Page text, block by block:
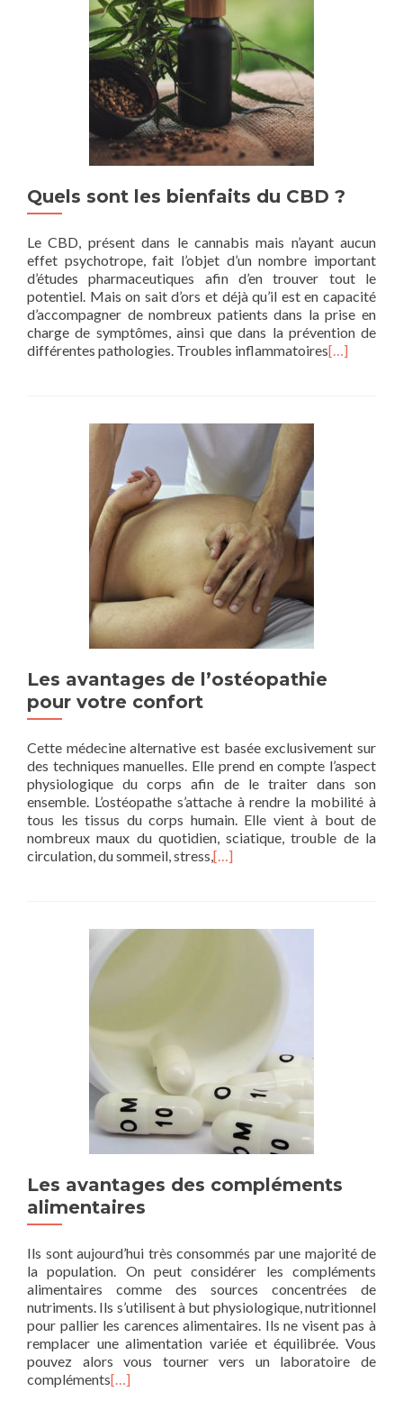
Quels sont les bienfaits du CBD ?
Le CBD, présent dans le cannabis mais n’ayant aucun
effet psychotrope, fait l’objet d’un nombre important
d’études pharmaceutiques afin d’en trouver tout le
potentiel. Mais on sait d’ors et déjà qu’il est en capacité
d’accompagner de nombreux patients dans la prise en
charge de symptômes, ainsi que dans la prévention de
différentes pathologies. Troubles inflammatoires[…]
Les avantages de l’ostéopathie
pour votre confort
Cette médecine alternative est basée exclusivement sur
des techniques manuelles. Elle prend en compte l’aspect
physiologique du corps afin de le traiter dans son
ensemble. L’ostéopathe s’attache à rendre la mobilité à
tous les tissus du corps humain. Elle vient à bout de
nombreux maux du quotidien, sciatique, trouble de la
circulation, du sommeil, stress,[…]
Les avantages des compléments
alimentaires
Ils sont aujourd’hui très consommés par une majorité de
la population. On peut considérer les compléments
alimentaires comme des sources concentrées de
nutriments. Ils s’utilisent à but physiologique, nutritionnel
pour pallier les carences alimentaires. Ils ne visent pas à
remplacer une alimentation variée et équilibrée. Vous
pouvez alors vous tourner vers un laboratoire de
compléments[…]